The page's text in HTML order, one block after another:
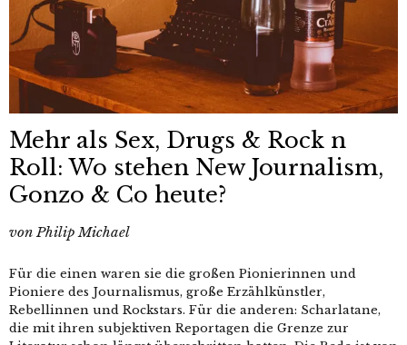
Mehr als Sex, Drugs & Rock n
Roll: Wo stehen New Journalism,
Gonzo & Co heute?
von Philip Michael
Für die einen waren sie die großen Pionierinnen und
Pioniere des Journalismus, große Erzählkünstler,
Rebellinnen und Rockstars. Für die anderen: Scharlatane,
die mit ihren subjektiven Reportagen die Grenze zur